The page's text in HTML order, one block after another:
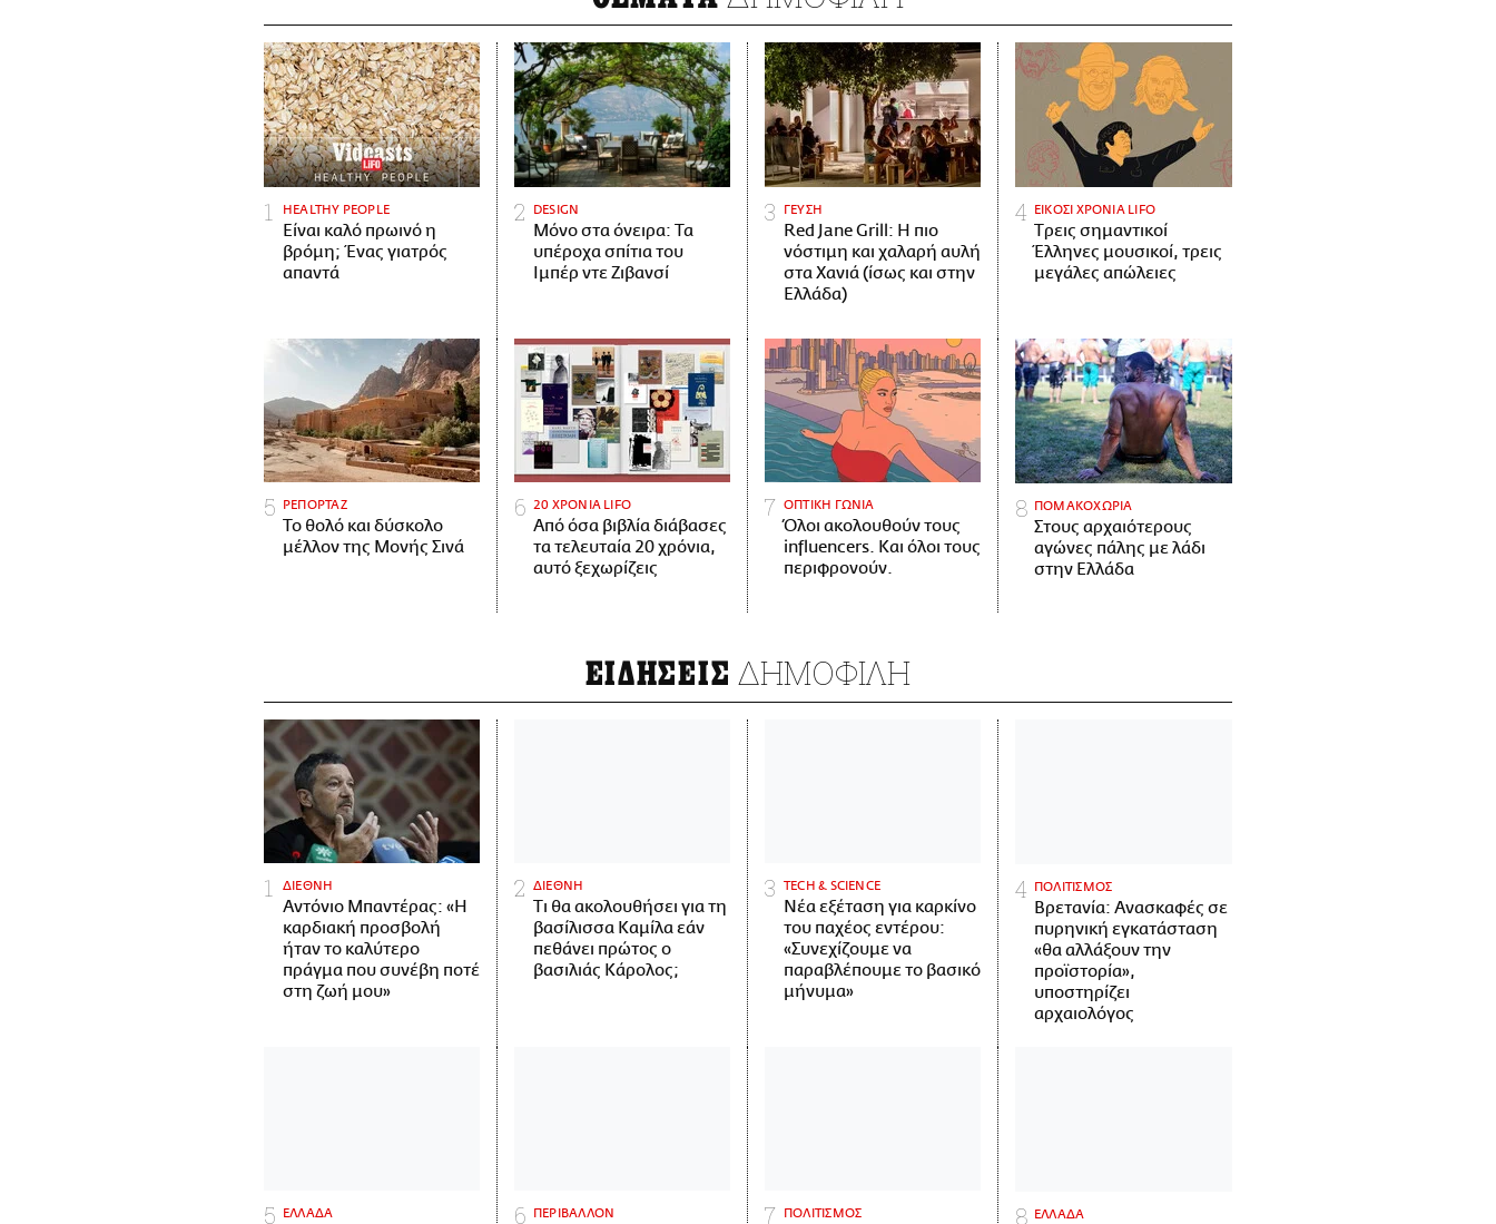
HEALTHY PEOPLE
Είναι καλό πρωινό η
βρόμη; Ένας γιατρός
απαντά
DESIGN
Μόνο στα όνειρα: Τα
υπέροχα σπίτια του
Ιμπέρ ντε Ζιβανσί
ΓΕΥΣΗ
Red Jane Grill: Η πιο
νόστιμη και χαλαρή αυλή
στα Χανιά (ίσως και στην
Ελλάδα)
ΕΙΚΟΣΙ ΧΡΟΝΙΑ LIFO
Tρεις σημαντικοί
Έλληνες μουσικοί, τρεις
μεγάλες απώλειες
ΡΕΠΟΡΤΑΖ
Το θολό και δύσκολο
μέλλον της Μονής Σινά
20 ΧΡΟΝΙΑ LIFO
Από όσα βιβλία διάβασες
τα τελευταία 20 χρόνια,
αυτό ξεχωρίζεις
ΟΠΤΙΚΗ ΓΩΝΙΑ
Όλοι ακολουθούν τους
influencers. Και όλοι τους
περιφρονούν.
ΠΟΜΑΚΟΧΩΡΙΑ
Στους αρχαιότερους
αγώνες πάλης με λάδι
στην Ελλάδα
ΕΙΔΗΣΕΙΣ ΔΗΜΟΦΙΛΗ
ΔΙΕΘΝΗ
Αντόνιο Μπαντέρας: «Η
καρδιακή προσβολή
ήταν το καλύτερο
πράγμα που συνέβη ποτέ
στη ζωή μου»
ΔΙΕΘΝΗ
Τι θα ακολουθήσει για τη
βασίλισσα Καμίλα εάν
πεθάνει πρώτος ο
βασιλιάς Κάρολος;
ΤECH & SCIENCE
Νέα εξέταση για καρκίνο
του παχέος εντέρου:
«Συνεχίζουμε να
παραβλέπουμε το βασικό
μήνυμα»
ΠΟΛΙΤΙΣΜΟΣ
Βρετανία: Ανασκαφές σε
πυρηνική εγκατάσταση
«θα αλλάξουν την
προϊστορία»,
υποστηρίζει
αρχαιολόγος
ΕΛΛΑΔΑ ΠΕΡΙΒΑΛΛΟΝ ΠΟΛΙΤΙΣΜΟΣ ΕΛΛΑΔΑ